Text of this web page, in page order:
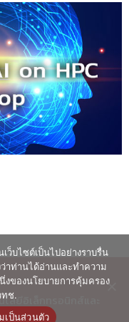
ลยีอิเล็กทรอนิกส์และ
2563
ว็บไซต์เป็นไปอย่างราบรื่น
าท่านได้อ่านและทำความ
งของนโยบายการคุ้มครอง
ช.
เป็นส่วนตัว